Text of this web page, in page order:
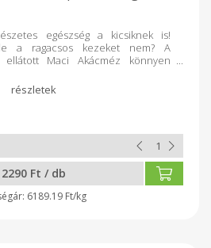
egészség a kicsiknek is!
a ragacsos kezeket nem? A
ellátott Maci Akácméz könnyen
többé! Az akácméz gyengéd az
energiát ad, nyugtatja a
2290 Ft / db
6189.19 Ft/kg